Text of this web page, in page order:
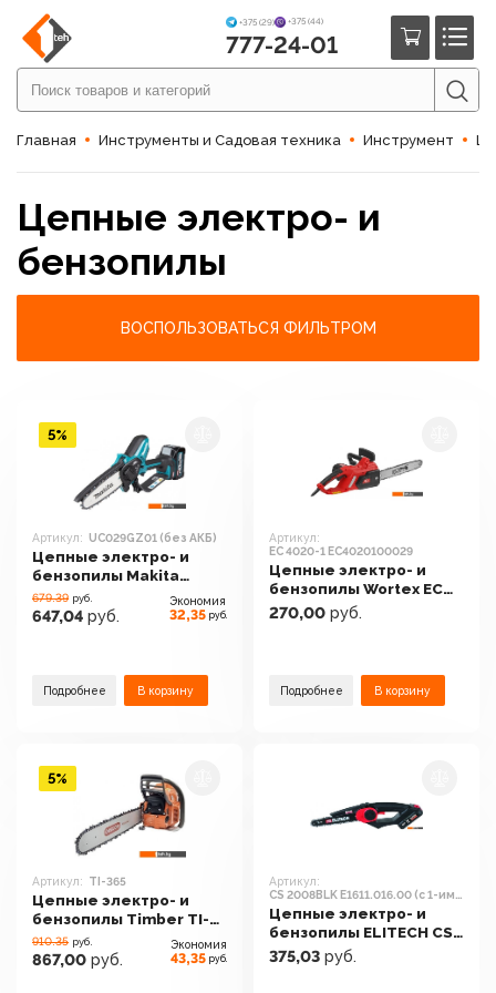
+375 (29) +375 (44)
777-24-01
Главная Инструменты и Садовая техника Инструмент
Цепные электро- и
бензопилы
ВОСПОЛЬЗОВАТЬСЯ ФИЛЬТРОМ
Артикул: UC029GZ01 (без АКБ)
Цепные электро- и
бензопилы Makita
UC029GZ01 (без АКБ)
679.39 руб.
647,04 руб.
Экономия
32,35 руб.
Подробнее В корзину
5%
Артикул:
EC 4020-1 EC4020100029
Цепные электро- и
бензопилы Wortex EC
4020-1 EC4020100029
270,00 руб.
Подробнее В корзину
Артикул: TI-365
Цепные электро- и
бензопилы Timber TI-
365
910.35 руб.
867,00 руб.
Экономия
43,35 руб.
5%
Артикул:
CS 2008BLK E1611.016.00 (с 1-им
АКБ)
Цепные электро- и
бензопилы ELITECH CS
2008BLK E1611.016.00 (с
1-им АКБ)
375,03 руб.